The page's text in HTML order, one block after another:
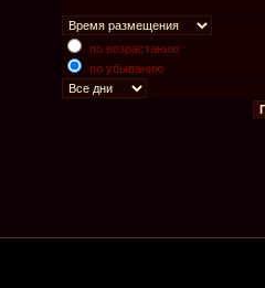
по возрастанию
по убыванию